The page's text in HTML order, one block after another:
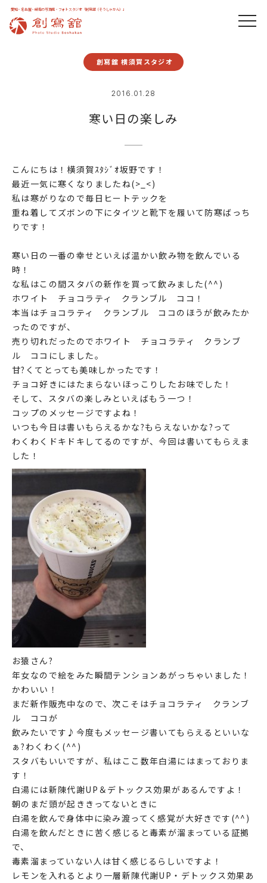
愛知・名古屋・岐阜の写真館・フォトスタジオ「創寫舘（そうしゃかん）」
創寫舘 横須賀スタジオ
2016.01.28
寒い日の楽しみ
こんにちは！横須賀ｽﾀｼﾞｵ坂野です！
最近一気に寒くなりましたね(>_<)
私は寒がりなので毎日ヒートテックを
重ね着してズボンの下にタイツと靴下を履いて防寒ばっち
りです！
寒い日の一番の幸せといえば温かい飲み物を飲んでいる
時！
な私はこの間スタバの新作を買って飲みました(^^)
ホワイト チョコラティ クランブル ココ！
本当はチョコラティ クランブル ココのほうが飲みたか
ったのですが、
売り切れだったのでホワイト チョコラティ クランブ
ル ココにしました。
甘?くてとっても美味しかったです！
チョコ好きにはたまらないほっこりしたお味でした！
そして、スタバの楽しみといえばもう一つ！
コップのメッセージですよね！
いつも今日は書いもらえるかな?もらえないかな?って
わくわくドキドキしてるのですが、今回は書いてもらえま
した！
お猿さん?
年女なので絵をみた瞬間テンションあがっちゃいました！
かわいい！
まだ新作販売中なので、次こそはチョコラティ クランブ
ル ココが
飲みたいです♪今度もメッセージ書いてもらえるといいな
ぁ?わくわく(^^)
スタバもいいですが、私はここ数年白湯にはまっておりま
す！
白湯には新陳代謝UP＆デトックス効果があるんですよ！
朝のまだ頭が起ききってないときに
白湯を飲んで身体中に染み渡ってく感覚が大好きです(^^)
白湯を飲んだときに苦く感じると毒素が溜まっている証拠
で、
毒素溜まっていない人は甘く感じるらしいですよ！
レモンを入れるとより一層新陳代謝UP・デトックス効果あ